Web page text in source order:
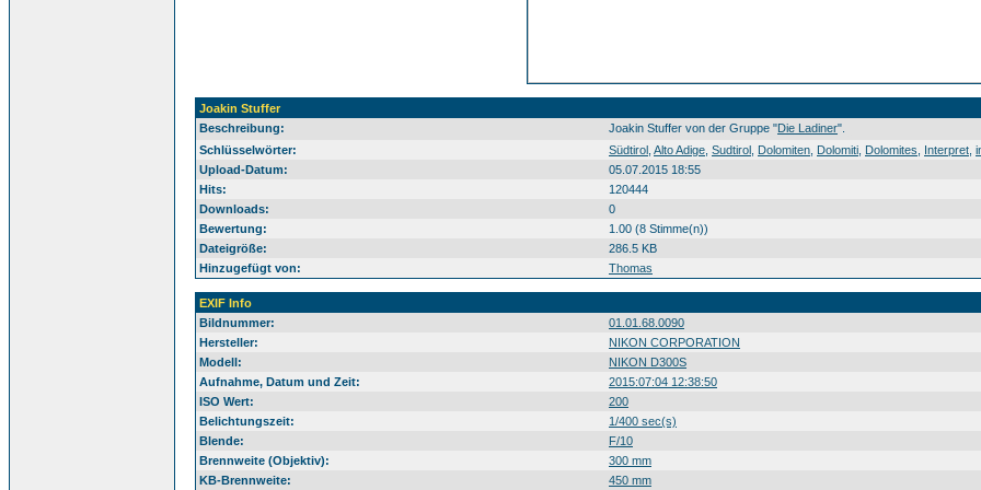
Joakin Stuffer
Beschreibung:
Joakin Stuffer von der Gruppe "Die Ladiner".
Schlüsselwörter: Südtirol Alto Adige Sudtirol Dolomiten Dolomiti Dolomites Interpret
Upload-Datum:
05.07.2015 18:55
Hits:
120444
Downloads:
0
Bewertung:
1.00 (8 Stimme(n))
Dateigröße:
286.5 KB
Hinzugefügt von:
Thomas
EXIF Info
Bildnummer:
01.01.68.0090
Hersteller:
NIKON CORPORATION
Modell:
NIKON D300S
Aufnahme, Datum und Zeit:
2015:07:04 12:38:50
ISO Wert:
200
Belichtungszeit:
1/400 sec(s)
Blende:
F/10
Brennweite (Objektiv):
300 mm
KB-Brennweite:
450 mm